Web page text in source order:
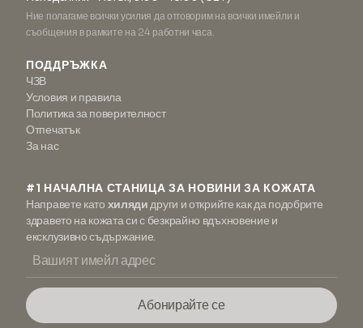
Ние полагаме всички усилия да отговорим на всички имейли и
съобщения в рамките на 24 работни часа.
ПОДДРЪЖКА
ЧЗВ
Условия и правила
Политика за поверителност
Отпечатък
За нас
#1 НАЧАЛНА СТАНИЦА ЗА НОВИНИ ЗА КОЖАТА
Направете като хилядидруги и открийте как да подобрите
здравето на кожата си с безкрайно вдъхновение и
ексклузивно съдържание.
Абонирайте се